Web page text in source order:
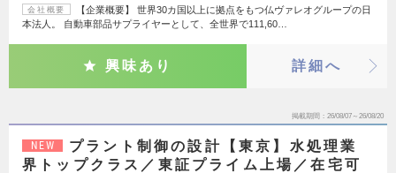
会社概要
【企業概要】 世界30カ国以上に拠点をもつ仏ヴァレオグループの日
本法人。 自動車部品サプライヤーとして、全世界で111,60…
興味あり 詳細へ
掲載期間 26/08/07～26/08/20
NEW
プラント制御の設計【東京】水処理業
界トップクラス／東証プライム上場／在宅可